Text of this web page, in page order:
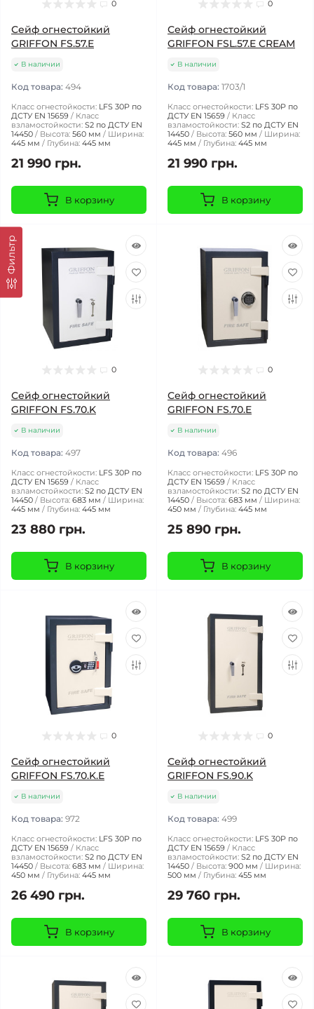
Фильтр
0
Сейф огнестойкий
GRIFFON FS.57.E
В наличии
Код товара: 494
Класс огнестойкости: LFS 30P по
ДСТУ EN 15659
Класс
взламостойкости: S2 по ДСТУ EN
14450
Высота: 560 мм
Ширина:
445 мм
Глубина: 445 мм
21 990 грн.
В корзину
0
Сейф огнестойкий
GRIFFON FSL.57.E CREAM
В наличии
Код товара: 1703/1
Класс огнестойкости: LFS 30P по
ДСТУ EN 15659
Класс
взламостойкости: S2 по ДСТУ EN
14450
Высота: 560 мм
Ширина:
445 мм
Глубина: 445 мм
21 990 грн.
В корзину
0
Сейф огнестойкий
GRIFFON FS.70.K
В наличии
Код товара: 497
Класс огнестойкости: LFS 30P по
ДСТУ EN 15659
Класс
взламостойкости: S2 по ДСТУ EN
14450
Высота: 683 мм
Ширина:
445 мм
Глубина: 445 мм
23 880 грн.
В корзину
0
Сейф огнестойкий
GRIFFON FS.70.E
В наличии
Код товара: 496
Класс огнестойкости: LFS 30P по
ДСТУ EN 15659
Класс
взламостойкости: S2 по ДСТУ EN
14450
Высота: 683 мм
Ширина:
450 мм
Глубина: 445 мм
25 890 грн.
В корзину
0
Сейф огнестойкий
GRIFFON FS.70.K.E
В наличии
Код товара: 972
Класс огнестойкости: LFS 30P по
ДСТУ EN 15659
Класс
взламостойкости: S2 по ДСТУ EN
14450
Высота: 683 мм
Ширина:
450 мм
Глубина: 445 мм
26 490 грн.
В корзину
0
Сейф огнестойкий
GRIFFON FS.90.K
В наличии
Код товара: 499
Класс огнестойкости: LFS 30P по
ДСТУ EN 15659
Класс
взламостойкости: S2 по ДСТУ EN
14450
Высота: 900 мм
Ширина:
500 мм
Глубина: 455 мм
29 760 грн.
В корзину